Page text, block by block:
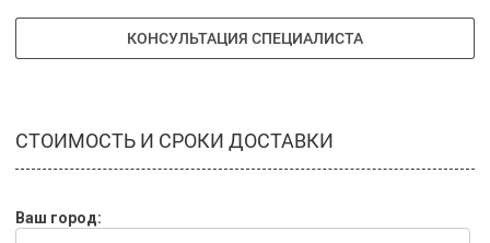
КОНСУЛЬТАЦИЯ СПЕЦИАЛИСТА
СТОИМОСТЬ И СРОКИ ДОСТАВКИ
Ваш город: